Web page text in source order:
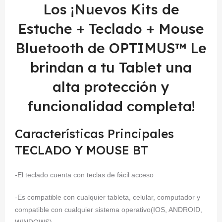
Los ¡Nuevos Kits de
Estuche + Teclado + Mouse
Bluetooth de OPTIMUS™ Le
brindan a tu Tablet una
alta protección y
funcionalidad completa!
Características Principales
TECLADO Y MOUSE BT
-El teclado cuenta con teclas de fácil acceso
-Es compatible con cualquier tableta, celular, computador y
compatible con cualquier sistema operativo(IOS, ANDROID,